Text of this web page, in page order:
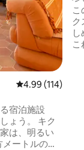
レビュー114件
4.99 (114)
宿泊施設
ょう。 キク
は、明るい
ートルの広
こ
ク
こ